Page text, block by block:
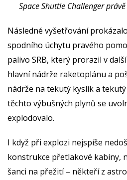
Space Shuttle Challenger
Následné vyšetřování
spodního úchytu pravého
palivo SRB, který prorazil v
hlavní nádrže raketoplánu a
nádrže na tekutý kyslík a
těchto výbušných plynů se
explodovalo.
I když při explozi nejspíše
konstrukce přetlakové kabiny,
šanci na přežití – někteří z